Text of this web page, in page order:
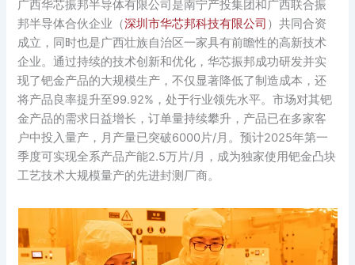
广西华芯振邦半导体有限公司是南宁产投集团和广西联合振
邦半导体合伙企业（深圳市华芯邦科技有限公司 ）共同合资
成立，同时也是广西壮族自治区一家具有前瞻性的高新技术
企业。通过持续的技术创新和优化，华芯振邦成功研发并实
现了钯金产品的大规模生产，不仅显著降低了制造成本，还
将产品良率提升至99.92%，处于行业领先水平。市场对其钯
金产品的需求日益增长，订单量持续攀升，产品已在多家客
户中投入量产，月产量已突破6000片/月。预计2025年第一
季度可实现全系产品产能2.5万片/月，成为独家使用钯金凸块
工艺技术大规模量产的先进封测厂商。